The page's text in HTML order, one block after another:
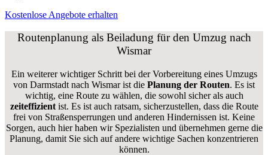
Kostenlose Angebote erhalten
Routenplanung als Beiladung für den Umzug nach
Wismar
Ein weiterer wichtiger Schritt bei der Vorbereitung eines Umzugs
von Darmstadt nach Wismar ist die Planung der Routen. Es ist
wichtig, eine Route zu wählen, die sowohl sicher als auch
zeiteffizientist. Es ist auch ratsam, sicherzustellen, dass die Route
frei von Straßensperrungen und anderen Hindernissen ist. Keine
Sorgen, auch hier haben wir Spezialisten und übernehmen gerne die
Planung, damit Sie sich auf andere wichtige Sachen konzentrieren
können.